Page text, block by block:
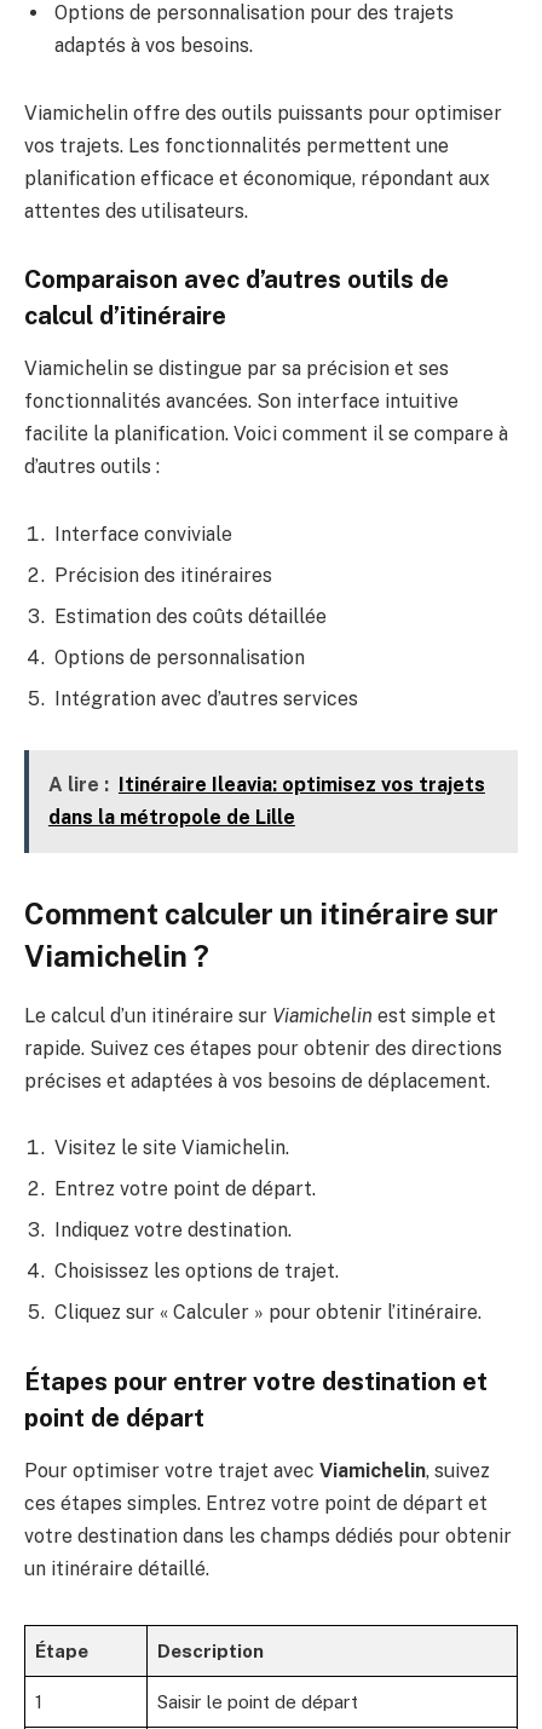
Options de personnalisation pour des trajets
adaptés à vos besoins.
Viamichelin offre des outils puissants pour optimiser
vos trajets. Les fonctionnalités permettent une
planification efficace et économique, répondant aux
attentes des utilisateurs.
Comparaison avec d’autres outils de
calcul d’itinéraire
Viamichelin se distingue par sa précision et ses
fonctionnalités avancées. Son interface intuitive
facilite la planification. Voici comment il se compare à
d’autres outils :
Interface conviviale
Précision des itinéraires
Estimation des coûts détaillée
Options de personnalisation
Intégration avec d’autres services
A lire :
Itinéraire Ileavia: optimisez vos trajets
dans la métropole de Lille
Comment calculer un itinéraire sur
Viamichelin ?
Le calcul d’un itinéraire sur Viamichelin est simple et
rapide. Suivez ces étapes pour obtenir des directions
précises et adaptées à vos besoins de déplacement.
Visitez le site Viamichelin.
Entrez votre point de départ.
Indiquez votre destination.
Choisissez les options de trajet.
Cliquez sur « Calculer » pour obtenir l’itinéraire.
Étapes pour entrer votre destination et
point de départ
Pour optimiser votre trajet avec Viamichelin, suivez
ces étapes simples. Entrez votre point de départ et
votre destination dans les champs dédiés pour obtenir
un itinéraire détaillé.
Étape Description
1 Saisir le point de départ